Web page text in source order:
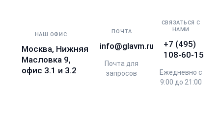
НАШ ОФИС
Москва, Нижняя
Масловка 9,
офис 3.1 и 3.2
ПОЧТА
info@glavm.ru
Почта для
запросов
СВЯЗАТЬСЯ С
НАМИ
+7 (495)
108-60-15
Ежедневно с
9:00 до 21:00